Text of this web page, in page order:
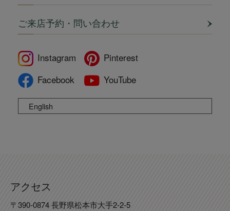
ご来店予約・問い合わせ
Instagram
Pinterest
Facebook
YouTube
English
アクセス
〒390-0874 長野県松本市大手2-2-5